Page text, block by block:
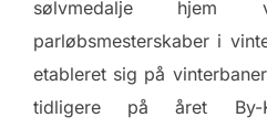
sølvmedalje
parløbsmesterskaber i
etableret sig på
tidligere på året By-